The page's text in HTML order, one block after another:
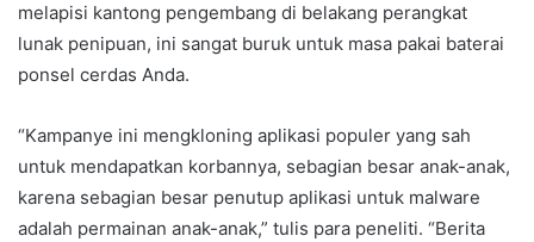
melapisi kantong pengembang di belakang perangkat
lunak penipuan, ini sangat buruk untuk masa pakai baterai
ponsel cerdas Anda.
“Kampanye ini mengkloning aplikasi populer yang sah
untuk mendapatkan korbannya, sebagian besar anak-anak,
karena sebagian besar penutup aplikasi untuk malware
adalah permainan anak-anak,” tulis para peneliti. “Berita